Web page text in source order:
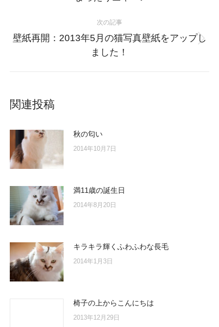
次の記事
Next
post:
壁紙再開：2013年5月の猫写真壁紙をアップし
ました！
関連投稿
秋の匂い
2014年10月7日
満11歳の誕生日
2014年8月20日
キラキラ輝くふわふわな長毛
2014年1月3日
椅子の上からこんにちは
2013年12月29日